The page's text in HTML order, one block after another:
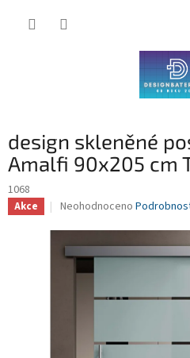
design skleněné
Amalfi 90x205 cm
1068
Akce
Průměrné
produktu
je
Neohodnoceno